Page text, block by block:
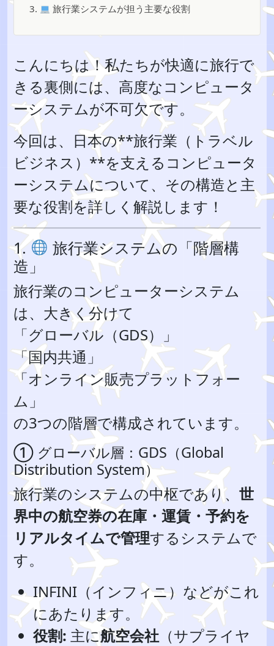
3.
旅行業システムが担う主要な役割
こんにちは！私たちが快適に旅行で
きる裏側には、高度なコンピュータ
ーシステムが不可欠です。
今回は、日本の**旅行業（トラベル
ビジネス）**を支えるコンピュータ
ーシステムについて、その構造と主
要な役割を詳しく解説します！
1.
旅行業システムの「階層構
造」
旅行業のコンピューターシステム
は、大きく分けて
「グローバル（GDS）」
「国内共通」
「オンライン販売プラットフォー
ム」
の3つの階層で構成されています。
① グローバル層：GDS（Global
Distribution System）
旅行業のシステムの中枢であり、 世
界中の航空券の在庫・運賃・予約を
リアルタイムで管理するシステムで
す。
INFINI（インフィニ）などがこれ
にあたります。
役割: 主に航空会社 （サプライヤ